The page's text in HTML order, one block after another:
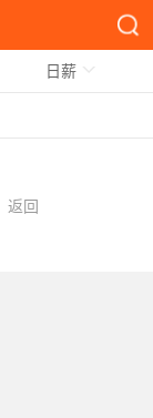
日薪
返回